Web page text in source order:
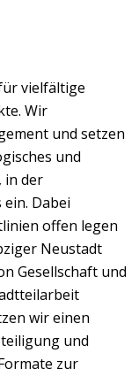
vielfältige
Wir
und setzen
und
in der
Dabei
offen legen
Neustadt
Gesellschaft und
wir einen
und
zur